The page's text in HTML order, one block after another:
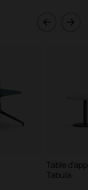
Table
Tabula